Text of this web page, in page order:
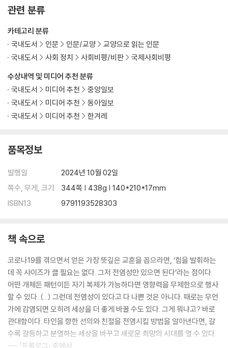
착한 사업에는 왜 자금이 부족한가ㆍ목표를 키워야 큰돈이 모인다ㆍ당신
의 담대한 프로젝트는 무엇인가ㆍ오직 꿈꾸는 이들이 세상을 바꾼다
13장 타인에 대한 감당할 만한 의무
그래서 어디까지 도와야 할까ㆍ모두를 위한 기부 서약ㆍ최대의 자선으로
14장 이젠 당신 차례다
관대한 삶을 위한 일곱 가지 질문ㆍ친절 팬데믹
관련 분류
수상내역 및 미디어 추천 분류
국내도서
미디어 추천
중앙일보
국내도서
미디어 추천
동아일보
국내도서
미디어 추천 한겨레
카테고리 분류
국내도서
인문 인문/교양
교양으로 읽는 인문
국내도서
사회 정치 사회비평/비판 국제사회비평
품목정보
발행일
2024년 10월 02일
쪽수, 무게, 크기
344쪽 | 438g | 140*210*17mm
ISBN13
9791193528303
책 속으로
코로나19를 겪으면서 얻은 가장 뜻깊은 교훈을 꼽으라면, ‘힘을 발휘하는
데 꼭 사이즈가 클 필요는 없다. 그저 전염성만 있으면 된다’라는 점이다.
어떤 개체든 패턴이든 자기 복제가 가능하다면 영향력을 무제한으로 행사
할 수 있다. (...) 그런데 전염성이 있다고 다 나쁜 것은 아니다. 때로는 무언
가에 감염되면 오히려 세상을 더 좋게 바꿀 수도 있다. 그게 뭐냐고? 바로
관대함이다. 타인을 향한 선의와 친절을 전염시킬 방법을 알아낸다면, 갈
수록 갈등하고 분열하는 세상을 바꾸고 새로운 희망의 시대를 열 수 있다.
--- 「프롤로그」 중에서